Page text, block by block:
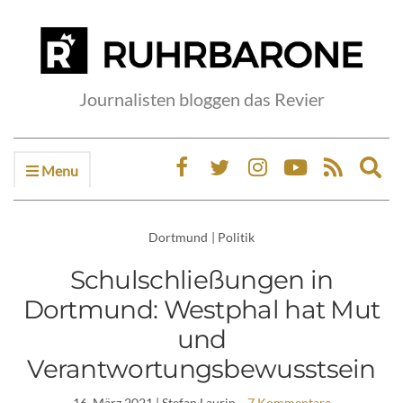
Journalisten bloggen das Revier
Menu
Dortmund | Politik
Schulschließungen in
Dortmund: Westphal hat Mut
und
Verantwortungsbewusstsein